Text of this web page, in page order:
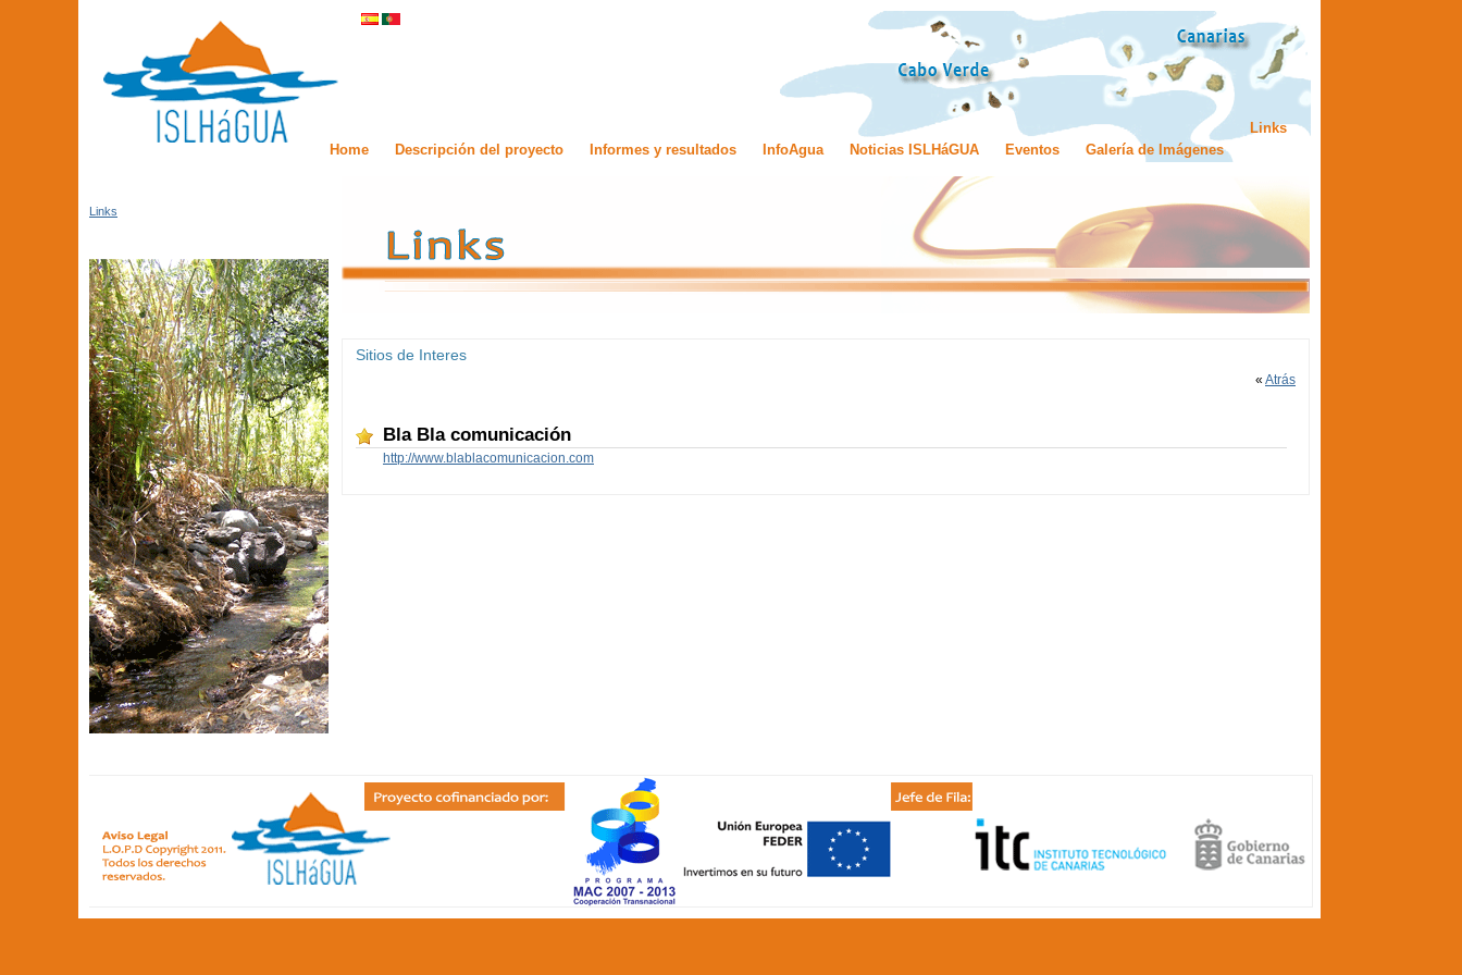
Home Descripción del proyecto Informes y resultados InfoAgua Noticias ISLHáGUA Eventos Galería de Imágenes
Links
Links
Sitios de Interes
« Atrás
Bla Bla comunicación
http://www.blablacomunicacion.com